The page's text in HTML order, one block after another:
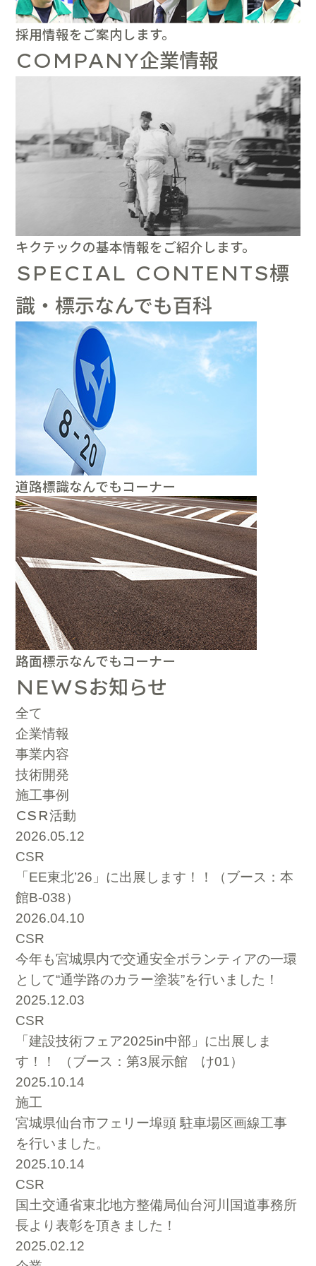
採用情報をご案内します。
COMPANY企業情報
キクテックの基本情報をご紹介します。
SPECIAL CONTENTS標
識・標示なんでも百科
道路標識なんでもコーナー
路面標示なんでもコーナー
NEWSお知らせ
全て
企業情報
事業内容
技術開発
施工事例
CSR活動
2026.05.12
CSR
「EE東北’26」に出展します！！（ブース：本
館B-038）
2026.04.10
CSR
今年も宮城県内で交通安全ボランティアの一環
として“通学路のカラー塗装”を行いました！
2025.12.03
CSR
「建設技術フェア2025in中部」に出展しま
す！！ （ブース：第3展示館 け01）
2025.10.14
施工
宮城県仙台市フェリー埠頭 駐車場区画線工事
を行いました。
2025.10.14
CSR
国土交通省東北地方整備局仙台河川国道事務所
長より表彰を頂きました！
2025.02.12